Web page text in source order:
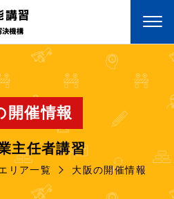
講習
開催情報
主任者講習
リア一覧 大阪の開催情報